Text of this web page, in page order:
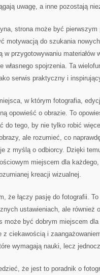
uwagę, a inne pozostają
strona może być
motywacją do szukania
w przygotowywaniu materiałów
własnego spojrzenia. Ta
serwis praktyczny i
w którym fotografia,
opowieść o obrazie. To
do tego, by nie tylko robić
ale rozumieć, co
z myślą o odbiorcy. Dzięki
miejscem dla
kreacji wizualnej.
że łączy pasję do fotografii.
ustawieniach, ale również
może być dobrym miejscem
ciekawością i
wymagają nauki, lecz
że jest to poradnik o